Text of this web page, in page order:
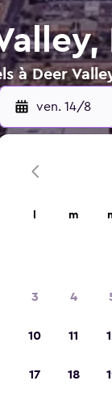
à Deer
ven. 14/8
m
3 4
10 11
17 18